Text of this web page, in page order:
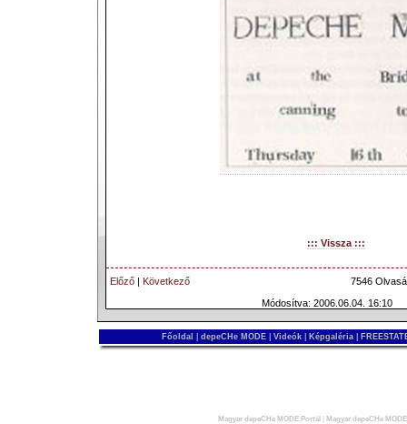
::: Vissza :::
Előző | Következő
7546
Módosítva: 2006.06.04. 16:10
Főoldal depeCHe MODE Videók Képgaléria
Magyar depeCHe MODE Portál
Magyar depeCHe